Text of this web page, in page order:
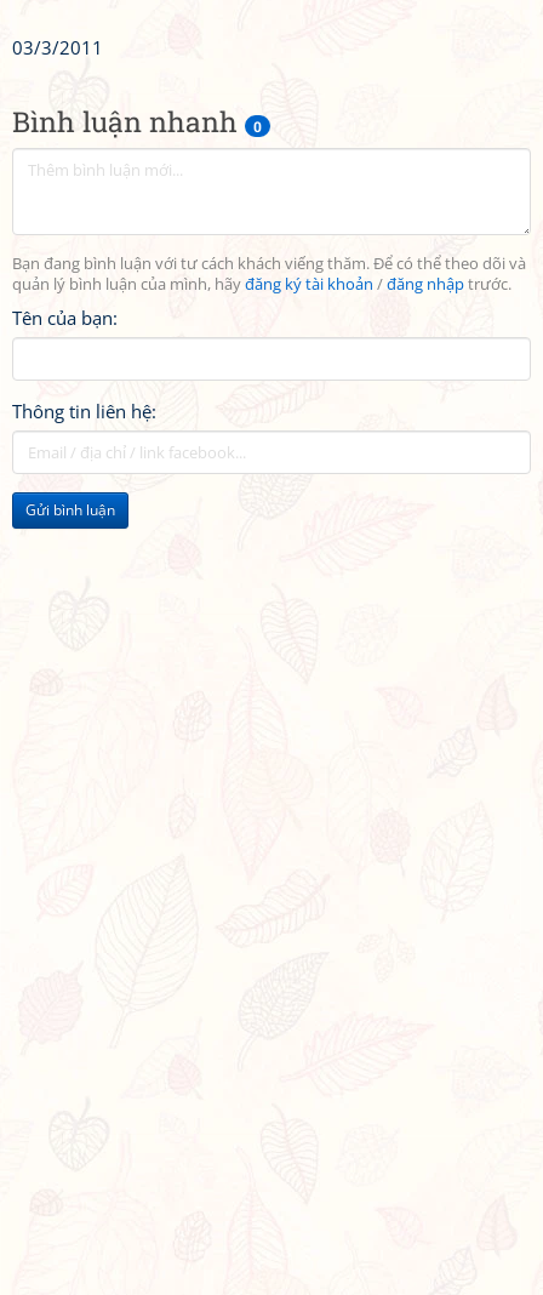
Bình luận nhanh 0
Bạn đang bình luận với tư cách khách viếng thăm. Để có thể theo dõi và
quản lý bình luận của mình, hãyđăng ký tài khoản /đăng nhậptrước.
Tên của bạn:
Thông tin liên hệ:
Gửi bình luận
03/3/2011